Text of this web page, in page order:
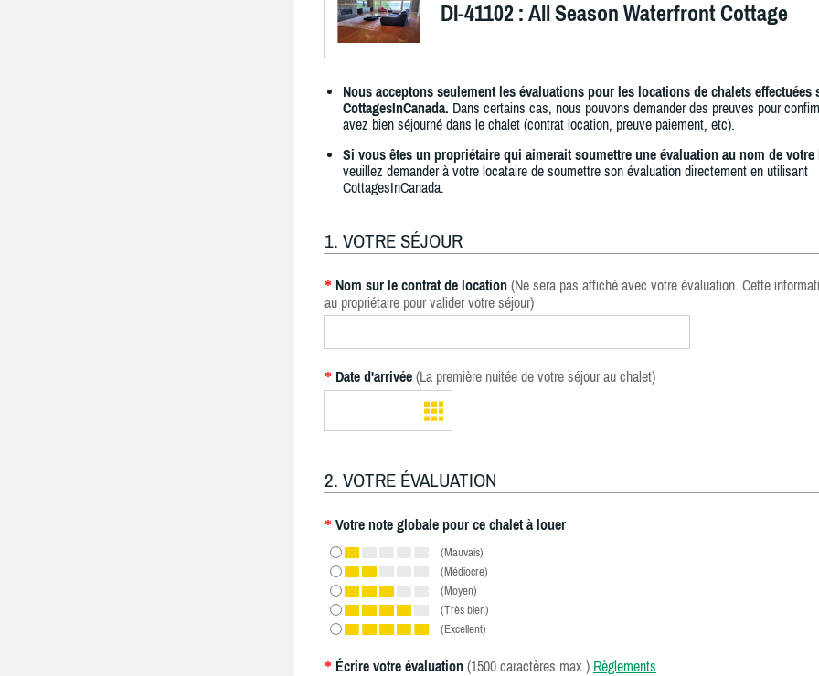
DI-41102 : All Season Waterfront Cottage
Nous acceptons seulement les évaluations pour les locations de chalets effectuées
CottagesInCanada. Dans certains cas, nous pouvons demander des preuves pour
avez bien séjourné dans le chalet (contrat location, preuve paiement, etc).
Si vous êtes un propriétaire qui aimerait soumettre une évaluation au nom de votre
veuillez demander à votre locataire de soumettre son évaluation directement en utilisant
CottagesInCanada.
1. VOTRE SÉJOUR
* Nom sur le contrat de location (Ne sera pas affiché avec votre évaluation. Cette
au propriétaire pour valider votre séjour)
* Date d'arrivée (La première nuitée de votre séjour au chalet)
2. VOTRE ÉVALUATION
* Votre note globale pour ce chalet à louer
(Mauvais)
(Médiocre)
(Moyen)
(Très bien)
(Excellent)
* Écrire votre évaluation (1500 caractères max.) Règlements